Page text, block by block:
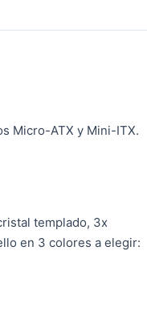
Micro-ATX y Mini-ITX.
templado, 3x
en 3 colores a elegir: